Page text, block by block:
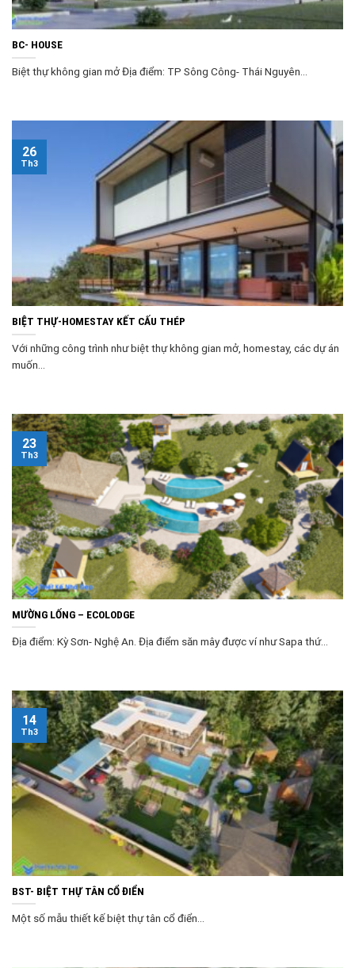
BC- HOUSE
Biệt thự không gian mở Địa điểm: TP Sông Công- Thái Nguyên...
BIỆT THỰ-HOMESTAY KẾT CẤU THÉP
Với những công trình như biệt thự không gian mở, homestay, các dự án
muốn...
26
Th3
MƯỜNG LỐNG – ECOLODGE
Địa điểm: Kỳ Sơn- Nghệ An. Địa điểm săn mây được ví như Sapa thứ...
23
Th3
BST- BIỆT THỰ TÂN CỔ ĐIỂN
Một số mẫu thiết kế biệt thự tân cổ điển...
14
Th3